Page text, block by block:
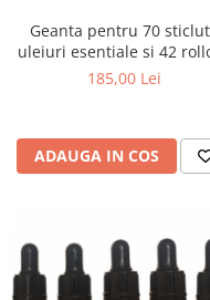
Geanta pentru 70
uleiuri esentiale si 42
uri
185,00 Lei
ADAUGA IN COS